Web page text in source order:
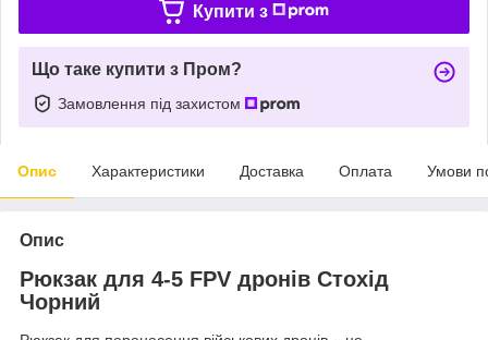
Купити з
Що таке купити з Пром?
Замовлення під захистом
Опис Характеристики Доставка Оплата Умови
Опис
Рюкзак для 4-5 FPV дронів Стохід
Чорний